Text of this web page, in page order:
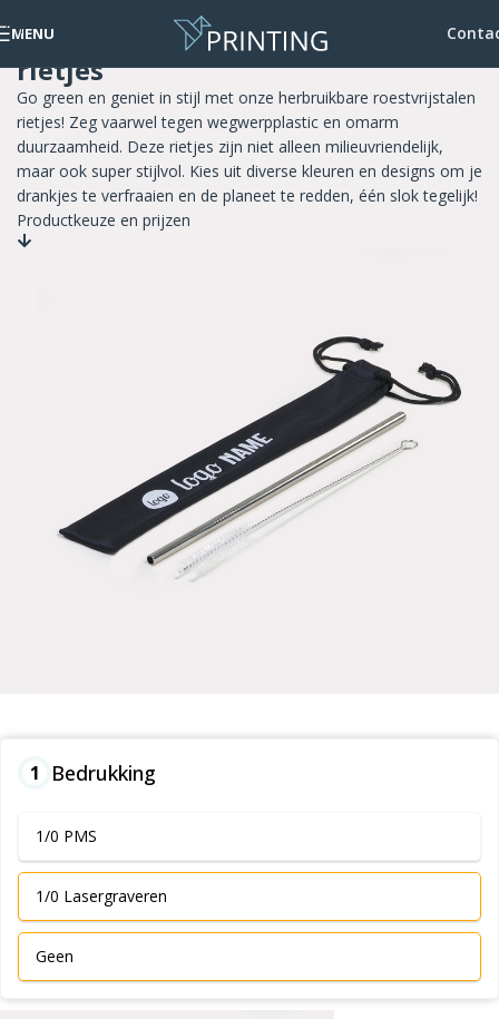
Skip to navigation
Skip to main content
MENU
Herbruikbare roestvrijstalen
rietjes
Go green en geniet in stijl met onze herbruikbare roestvrijstalen
rietjes! Zeg vaarwel tegen wegwerpplastic en omarm
duurzaamheid. Deze rietjes zijn niet alleen milieuvriendelijk,
maar ook super stijlvol. Kies uit diverse kleuren en designs om je
drankjes te verfraaien en de planeet te redden, één slok tegelijk!
Productkeuze en prijzen
1 Bedrukking
1/0 PMS
1/0 Lasergraveren
Geen